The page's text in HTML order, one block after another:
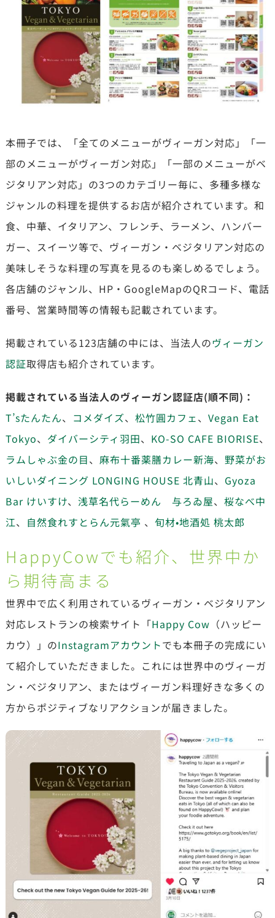
本冊子では、「全てのメニューがヴィーガン対応」「一
部のメニューがヴィーガン対応」「一部のメニューがベ
ジタリアン対応」の3つのカテゴリー毎に、多種多様な
ジャンルの料理を提供するお店が紹介されています。和
食、中華、イタリアン、フレンチ、ラーメン、ハンバー
ガー、スイーツ等で、ヴィーガン・ベジタリアン対応の
美味しそうな料理の写真を見るのも楽しめるでしょう。
各店舗のジャンル、HP・GoogleMapのQRコード、電話
番号、営業時間等の情報も記載されています。
掲載されている123店舗の中には、当法人のヴィーガン
認証取得店も紹介されています。
掲載されている当法人のヴィーガン認証店(順不同)：
T’sたんたん、 コメダイズ、 松竹圓カフェ、 Vegan Eat
Tokyo、 ダイバーシティ羽田、 KO-SO CAFE BIORISE、
ラムしゃぶ金の目、 麻布十番薬膳カレー新海、 野菜がお
いしいダイニング LONGING HOUSE 北青山、 Gyoza
Bar けいすけ、 浅草名代らーめん 与ろゐ屋、 桜なべ中
江、 自然食れすとらん元氣亭 、 旬材•地酒処 桃太郎
HappyCowでも紹介、世界中か
ら期待高まる
世界中で広く利用されているヴィーガン・ベジタリアン
対応レストランの検索サイト「Happy Cow （ハッピー
カウ）」のInstagramアカウントでも本冊子の完成にい
て紹介していただきました。これには世界中のヴィーガ
ン・ベジタリアン、またはヴィーガン料理好きな多くの
方からポジティブなリアクションが届きました。